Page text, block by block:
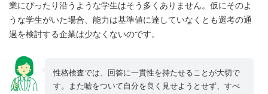
業にぴったり沿うような学生はそう多くありません。仮にそのよ
うな学生がいた場合、能力は基準値に達していなくとも選考の通
過を検討する企業は少なくないのです。
性格検査では、回答に一貫性を持たせることが大切で
す。また嘘をついて自分を良く見せようとせず、すべ